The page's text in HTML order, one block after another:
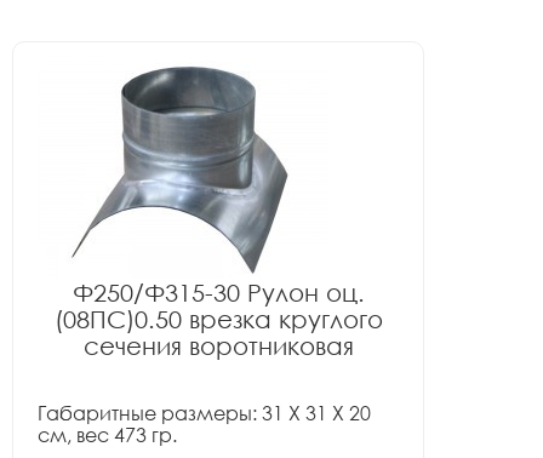
Ф250/Ф315-30 Рулон оц.
(08ПС)0.50 врезка круглого
сечения воротниковая
Габаритные размеры: 31 X 31 X 20
см, вес 473 гр.